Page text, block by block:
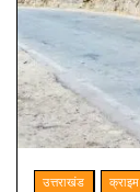
उत्तराखंड क्राइम